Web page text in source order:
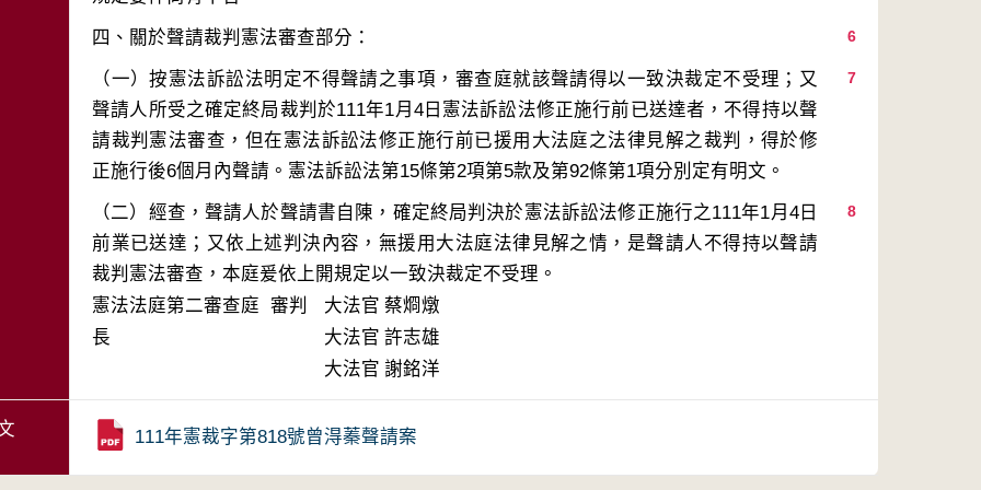
6
7
（一）按憲法訴訟法明定不得聲請之事項，審查庭就該聲請得以一致決裁定不受理；又
聲請人所受之確定終局裁判於111年1月4日憲法訴訟法修正施行前已送達者，不得持以聲
請裁判憲法審查，但在憲法訴訟法修正施行前已援用大法庭之法律見解之裁判，得於修
8
（二）經查，聲請人於聲請書自陳，確定終局判決於憲法訴訟法修正施行之111年1月4日
前業已送達；又依上述判決內容，無援用大法庭法律見解之情，是聲請人不得持以聲請
裁判憲法審查，本庭爰依上開規定以一致決裁定不受理。
憲法法庭第二審查庭 審判
長
大法官 蔡烱燉
大法官 許志雄
大法官 謝銘洋
111年憲裁字第818號曾淂蓁聲請案